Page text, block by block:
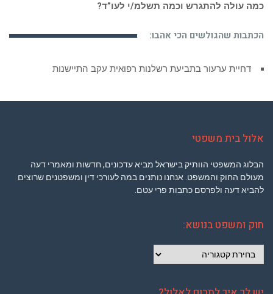
כמה עולה להתגרש וכמה תשלמ/י לעו”ד?
הכתבות שהגולשים הכי אהבו:
דחיית ערעור בתביעת רשלנות רפואית עקב התיישנות
אלול בית משפטי
הבלוג המשפטי הוותיק בישראל מביא עדכונים, חדשות ומאמרי דעה
מעולם החוק והמשפט. אנחנו נותנים במה לעורכי דין ומשפטנים שרוצים
להביא דעה ולפרסם כתבות פרי עטם.
חוק ומשפט בנושא:
ומשפט